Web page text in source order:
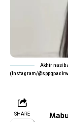
Akhir nasib
(Instagram/
SHARE